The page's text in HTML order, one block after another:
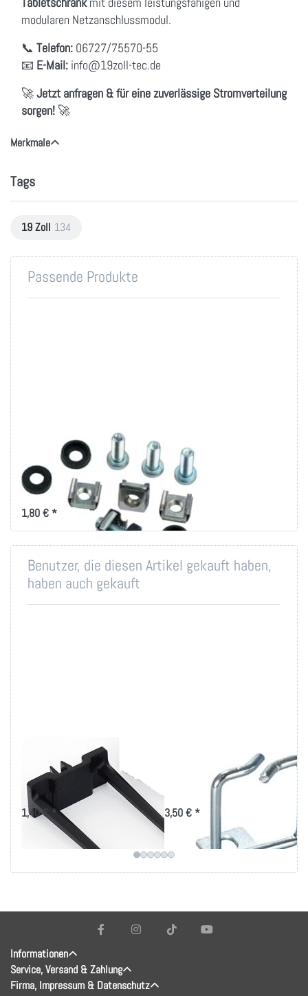
modularen Netzanschlussmodul.
📞 Telefon: 06727/75570-55
📧 E-Mail: info@19zoll-tec.de
🚀Jetzt anfragen & für eine zuverlässige Stromverteilung
sorgen! 🚀
Merkmale
Tags
19 Zoll 134
Passende Produkte
Montageset M6 für
19 Zoll-Technik
Montageset für 19 Zoll
Befestigung
1,80 € *
Benutzer, die diesen Artikel gekauft haben,
haben auch gekauft
Kabelbügel
60x30mm für 9mm²
Ausbruch
1,40 € *
40x40mm, vertikale
Kabelführung
3,50 € *
Informationen
Service, Versand & Zahlung
Firma, Impressum & Datenschutz